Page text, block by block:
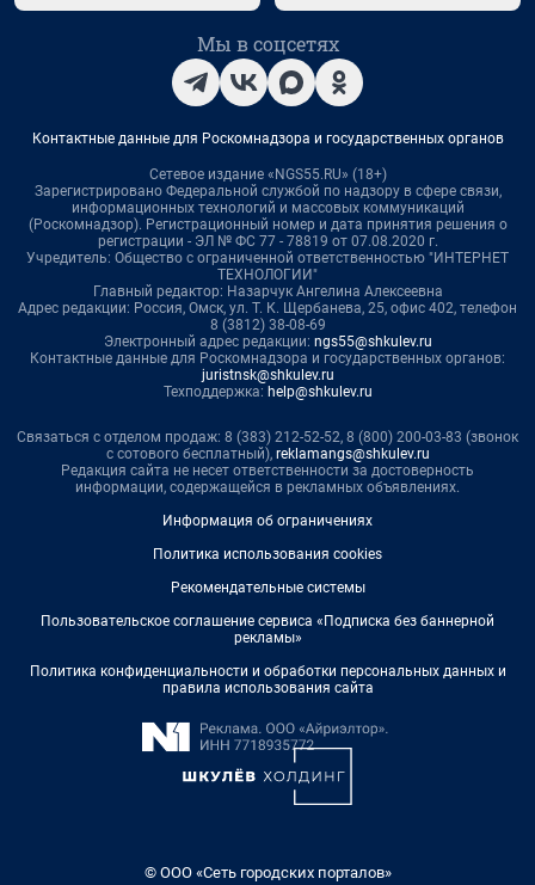
Мы в соцсетях
Контактные данные для Роскомнадзора и государственных органов
Сетевое издание «NGS55.RU» (18+)
Зарегистрировано Федеральной службой по надзору в сфере связи,
информационных технологий и массовых коммуникаций
(Роскомнадзор). Регистрационный номер и дата принятия решения о
регистрации - ЭЛ № ФС 77 - 78819 от 07.08.2020 г.
Учредитель: Общество с ограниченной ответственностью "ИНТЕРНЕТ
ТЕХНОЛОГИИ"
Главный редактор: Назарчук Ангелина Алексеевна
Адрес редакции: Россия, Омск, ул. Т. К. Щербанева, 25, офис 402, телефон
8 (3812) 38-08-69
Электронный адрес редакции: ngs55@shkulev.ru
Контактные данные для Роскомнадзора и государственных органов:
juristnsk@shkulev.ru
Техподдержка: help@shkulev.ru
Связаться с отделом продаж: 8 (383) 212-52-52, 8 (800) 200-03-83 (звонок
с сотового бесплатный), reklamangs@shkulev.ru
Редакция сайта не несет ответственности за достоверность
информации, содержащейся в рекламных объявлениях.
Информация об ограничениях
Политика использования cookies
Рекомендательные системы
Пользовательское соглашение сервиса «Подписка без баннерной
рекламы»
Политика конфиденциальности и обработки персональных данных и
правила использования сайта
© ООО «Сеть городских порталов»